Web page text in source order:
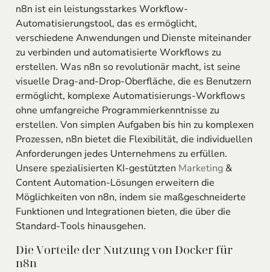
n8n ist ein leistungsstarkes Workflow-
Automatisierungstool, das es ermöglicht,
verschiedene Anwendungen und Dienste miteinander
zu verbinden und automatisierte Workflows zu
erstellen. Was n8n so revolutionär macht, ist seine
visuelle Drag-and-Drop-Oberfläche, die es Benutzern
ermöglicht, komplexe Automatisierungs-Workflows
ohne umfangreiche Programmierkenntnisse zu
erstellen. Von simplen Aufgaben bis hin zu komplexen
Prozessen, n8n bietet die Flexibilität, die individuellen
Anforderungen jedes Unternehmens zu erfüllen.
Unsere spezialisierten KI-gestützten Marketing&
Content Automation-Lösungen erweitern die
Möglichkeiten von n8n, indem sie maßgeschneiderte
Funktionen und Integrationen bieten, die über die
Standard-Tools hinausgehen.
Die Vorteile der Nutzung von Docker für
n8n